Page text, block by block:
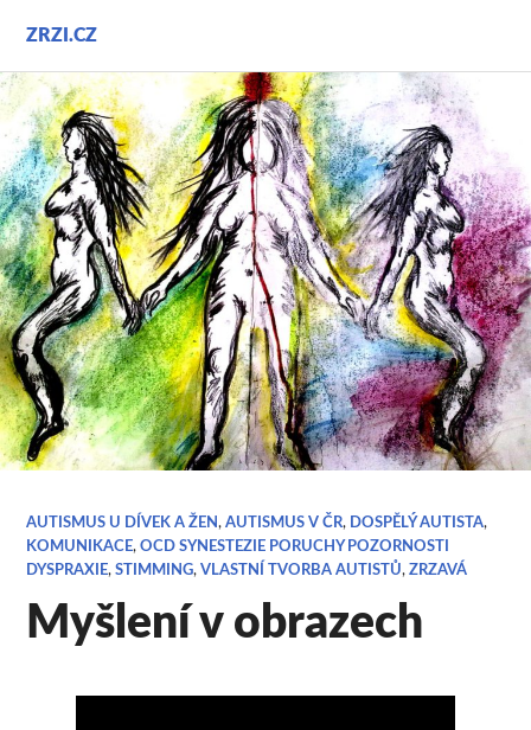
obsahu
webu
ZRZI.CZ
AUTISMUS U DÍVEK A ŽEN,AUTISMUS V ČR, DOSPĚLÝ AUTISTA,
KOMUNIKACE,OCD SYNESTEZIE PORUCHY POZORNOSTI
DYSPRAXIE,STIMMING,VLASTNÍ TVORBA AUTISTŮ,ZRZAVÁ
Myšlení v obrazech